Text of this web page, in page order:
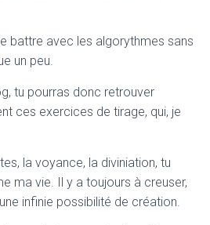
battre avec les algorythmes sans
un peu.
tu pourras donc retrouver
ces exercices de tirage, qui, je
la voyance, la diviniation, tu
ma vie. Il y a toujours à creuser,
infinie possibilité de création.